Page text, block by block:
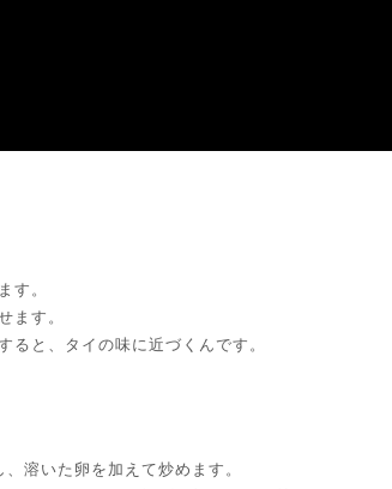
す。
ます。
ると、タイの味に近づくんです。
溶いた卵を加えて炒めます。